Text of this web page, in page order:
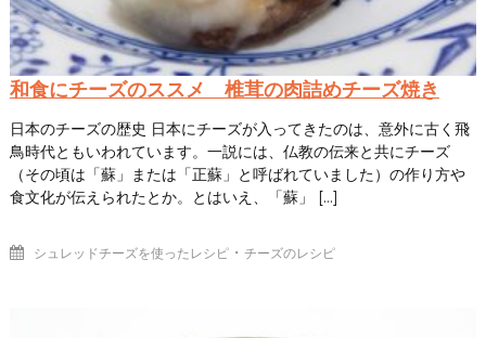
和食にチーズのススメ 椎茸の肉詰めチーズ焼き
日本のチーズの歴史 日本にチーズが入ってきたのは、意外に古く飛
鳥時代ともいわれています。一説には、仏教の伝来と共にチーズ
（その頃は「蘇」または「正蘇」と呼ばれていました）の作り方や
食文化が伝えられたとか。とはいえ、「蘇」 […]
シュレッドチーズを使ったレシピ・ チーズのレシピ